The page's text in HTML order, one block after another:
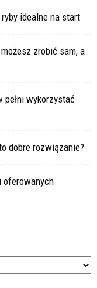
idealne na start
zrobić sam, a
pełni wykorzystać
dobre rozwiązanie?
oferowanych